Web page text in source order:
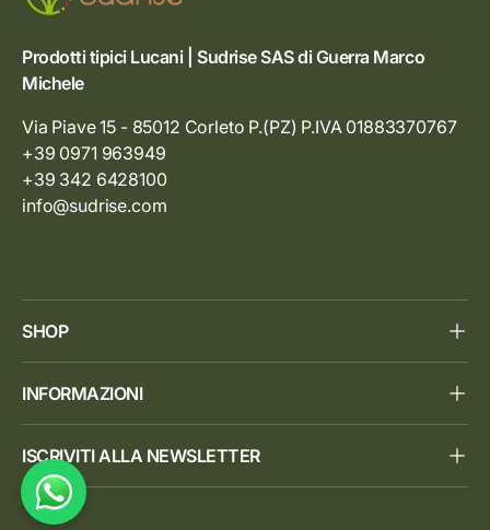
Prodotti tipici Lucani | Sudrise SAS di Guerra Marco
Michele
Via Piave 15 - 85012 Corleto P.(PZ) P.IVA 01883370767
+39 0971 963949
+39 342 6428100
info@sudrise.com
SHOP
INFORMAZIONI
ISCRIVITI ALLA NEWSLETTER